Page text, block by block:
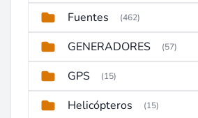
Fuentes (462)
GENERADORES (57)
GPS (15)
Helicópteros (15)